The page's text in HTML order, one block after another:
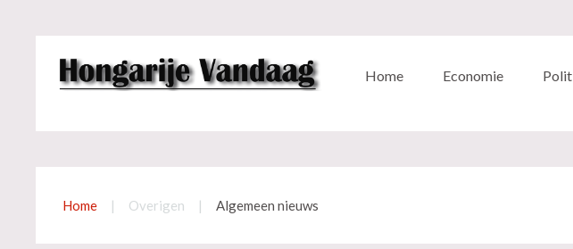
Home Economie
Home Overigen Algemeen nieuws